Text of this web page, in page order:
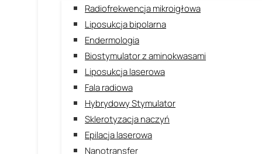
Radiofrekwencja mikroigłowa
Liposukcja bipolarna
Endermologia
Biostymulator z aminokwasami
Liposukcja laserowa
Fala radiowa
Hybrydowy Stymulator
Sklerotyzacja naczyń
Epilacja laserowa
Nanotransfer